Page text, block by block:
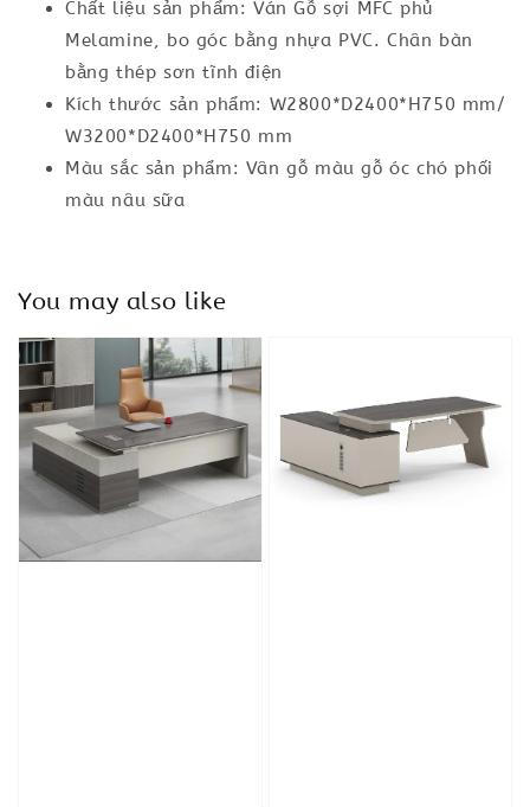
Chất liệu sản phẩm: Ván Gỗ sợi MFC phủ
Melamine, bo góc bằng nhựa PVC. Chân bàn
bằng thép sơn tĩnh điện
Kích thước sản phẩm: W2800*D2400*H750 mm/
W3200*D2400*H750 mm
Màu sắc sản phẩm: Vân gỗ màu gỗ óc chó phối
màu nâu sữa
You may also like